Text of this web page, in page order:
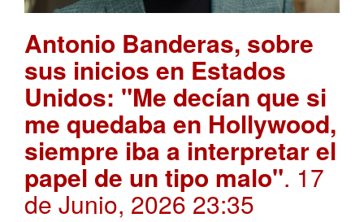
Antonio Banderas, sobre
sus inicios en Estados
Unidos: "Me decían que si
me quedaba en Hollywood,
siempre iba a interpretar el
papel de un tipo malo". 17
de Junio, 2026 23:35